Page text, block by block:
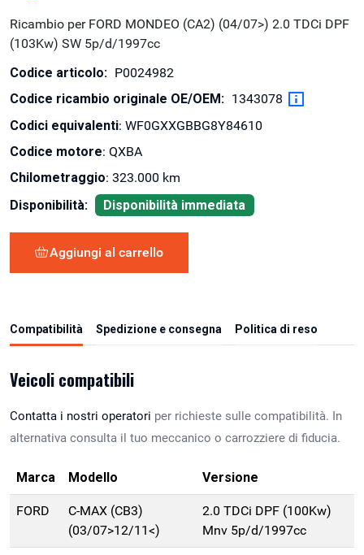
Ricambio per FORD MONDEO (CA2) (04/07>) 2.0 TDCi DPF
(103Kw) SW 5p/d/1997cc
Codice articolo: P0024982
Codice ricambio originale OE/OEM: 1343078
Codici equivalenti: WF0GXXGBBG8Y84610
Codice motore: QXBA
Chilometraggio: 323.000 km
Disponibilità:
Disponibilità immediata
Aggiungi al carrello
Compatibilità Spedizione e consegna Politica di reso
Veicoli compatibili
Contatta i nostri operatori per richieste sulle compatibilità. In
alternativa consulta il tuo meccanico o carrozziere di fiducia.
Marca Modello Versione
FORD
C-MAX (CB3)
(03/07>12/11<)
2.0 TDCi DPF (100Kw)
Mnv 5p/d/1997cc